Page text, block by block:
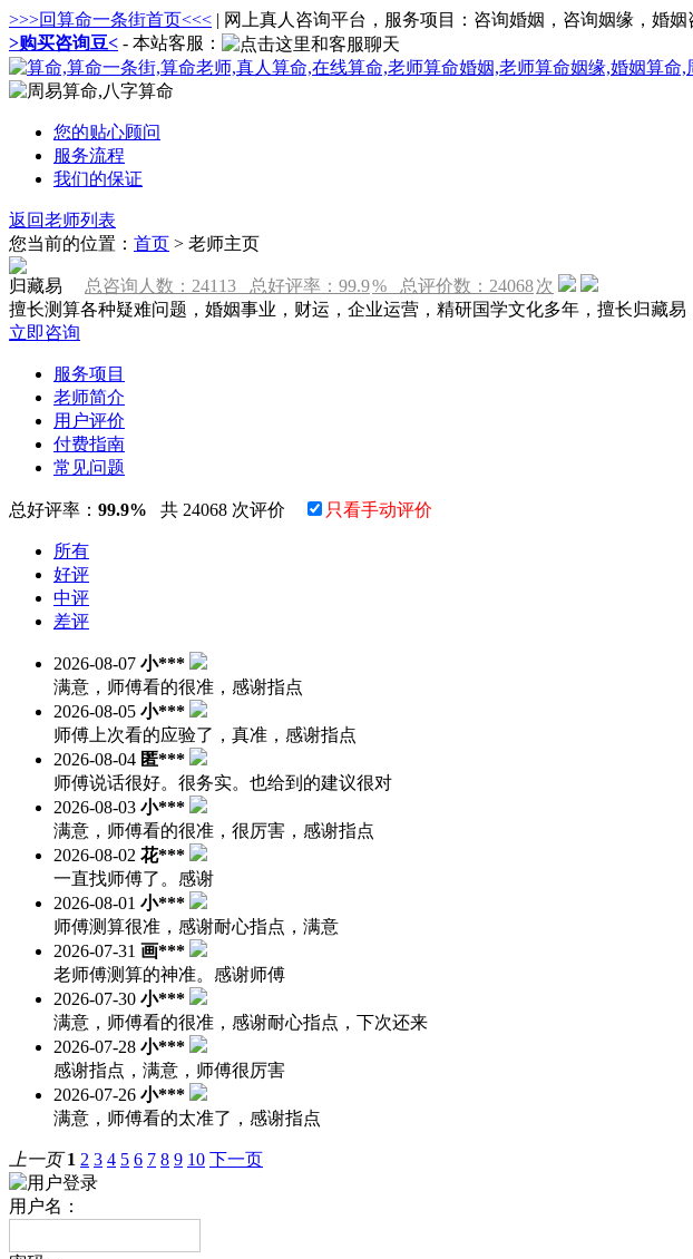
>>>回算命一条街首页<<< | 网上真人咨询平台，服务项目：咨询婚姻，咨询姻缘，婚姻
>购买咨询豆< - 本站客服：
您的贴心顾问
服务流程
我们的保证
返回老师列表
您当前的位置： 首页 > 老师主页
归藏易 总咨询人数： 24113 总好评率： 99.9% 总评价数： 24068次
擅长测算各种疑难问题，婚姻事业，财运，企业运营，精研国学文化多年，擅长归藏
立即咨询
服务项目
老师简介
用户评价
付费指南
常见问题
总好评率： 99.9% 共 24068 次评价 只看手动评价
所有
好评
中评
差评
2026-08-07 小***
满意，师傅看的很准，感谢指点
2026-08-05 小***
师傅上次看的应验了，真准，感谢指点
2026-08-04 匿***
师傅说话很好。很务实。也给到的建议很对
2026-08-03 小***
满意，师傅看的很准，很厉害，感谢指点
2026-08-02 花***
一直找师傅了。感谢
2026-08-01 小***
师傅测算很准，感谢耐心指点，满意
2026-07-31 画***
老师傅测算的神准。感谢师傅
2026-07-30 小***
满意，师傅看的很准，感谢耐心指点，下次还来
2026-07-28 小***
感谢指点，满意，师傅很厉害
2026-07-26 小***
满意，师傅看的太准了，感谢指点
上一页 1 2 3 4 5 6 7 8 9 10 下一页
用户名：